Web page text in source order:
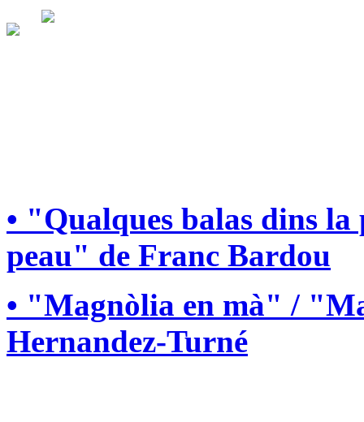
• "Qualques balas dins
peau" de Franc Bardou
• "Magnòlia en mà" /
Hernandez-Turné